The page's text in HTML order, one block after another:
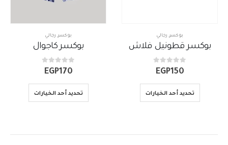
بوكسر, رجالي
بوكسر قطونيل فلاش
0
out of 5
EGP150
تحديد أحد الخيارات
بوكسر, رجالي
بوكسر كاجوال
0
out of 5
EGP170
تحديد أحد الخيارات